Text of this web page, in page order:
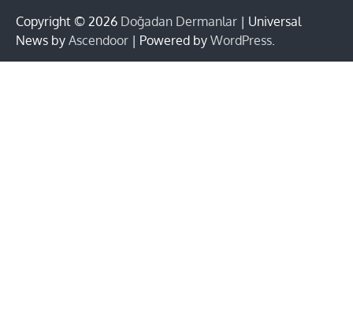
Copyright © 2026 Doğadan Dermanlar | Universal
News by Ascendoor | Powered by WordPress.